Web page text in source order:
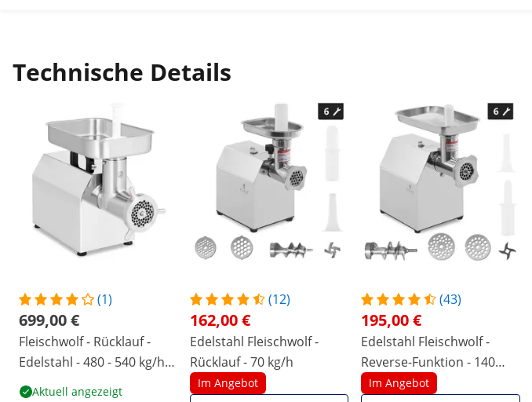
Technische Details
(1)
699,00 €
Fleischwolf - Rücklauf -
Edelstahl - 480 - 540 kg/h -
Royal Catering
Aktuell angezeigt
(12)
162,00 €
Edelstahl Fleischwolf -
Rücklauf - 70 kg/h
Im Angebot
(43)
195,00 €
Edelstahl Fleischwolf -
Reverse-Funktion - 140
kg/h
Im Angebot